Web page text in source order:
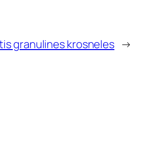
granulines krosneles →